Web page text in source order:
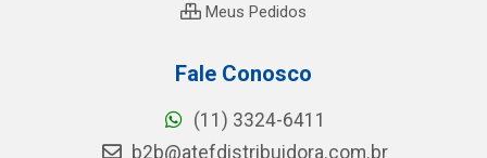
Meus Pedidos
Fale Conosco
(11) 3324-6411
b2b@atefdistribuidora.com.br